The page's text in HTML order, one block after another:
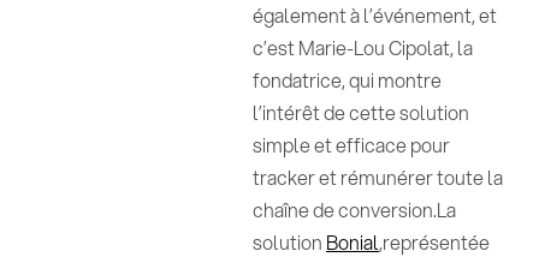
également à l’événement, et
c’est Marie-Lou Cipolat, la
fondatrice, qui montre
l’intérêt de cette solution
simple et efficace pour
tracker et rémunérer toute la
chaîne de conversion.La
solution Bonial,représentée